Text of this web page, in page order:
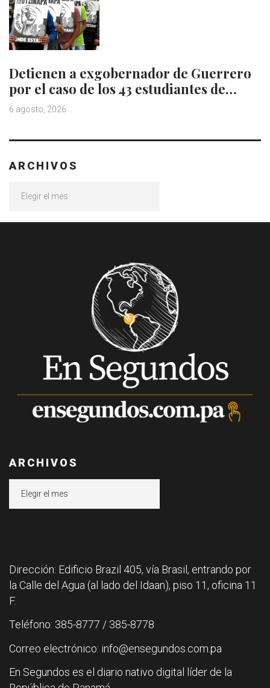
Detienen a exgobernador de Guerrero
por el caso de los 43 estudiantes de…
6 agosto, 2026
ARCHIVOS
ARCHIVOS
Dirección: Edificio Brazil 405, vía Brasil, entrando por
la Calle del Agua (al lado del Idaan), piso 11, oficina 11
F.
Teléfono: 385-8777 / 385-8778
Correo electrónico: info@ensegundos.com.pa
En Segundos es el diario nativo digital líder de la